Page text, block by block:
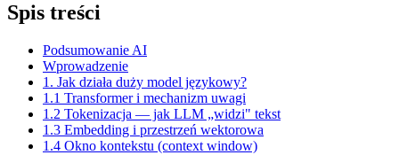
Spis treści
Podsumowanie AI
Wprowadzenie
1. Jak działa duży model językowy?
1.1 Transformer i mechanizm uwagi
1.2 Tokenizacja — jak LLM „widzi" tekst
1.3 Embedding i przestrzeń wektorowa
1.4 Okno kontekstu (context window)